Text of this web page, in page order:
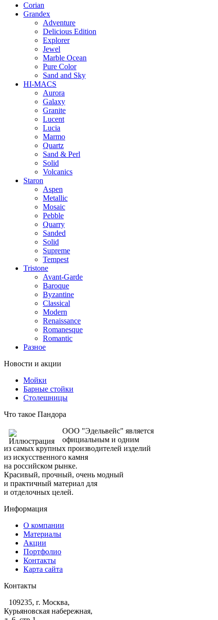
Corian
Grandex
Adventure
Delicious Edition
Explorer
Jewel
Marble Ocean
Pure Color
Sand and Sky
HI-MACS
Aurora
Galaxy
Granite
Lucent
Lucia
Marmo
Quartz
Sand & Perl
Solid
Volcanics
Staron
Aspen
Metallic
Mosaic
Pebble
Quarry
Sanded
Solid
Supreme
Tempest
Tristone
Avant-Garde
Baroque
Byzantine
Classical
Modern
Renaissance
Romanesque
Romantic
Разное
Новости и акции
Мойки
Барные стойки
Столешницы
Что такое Пандора
ООО "Эдельвейс" является
официальным и одним
из самых крупных производителей изделий
из искусственного камня
на российском рынке.
Красивый, прочный, очень модный
и практичный материал для
и отделочных целей.
Информация
О компании
Материалы
Акции
Портфолио
Контакты
Карта сайта
Контакты
109235, г. Москва,
Курьяновская набережная,